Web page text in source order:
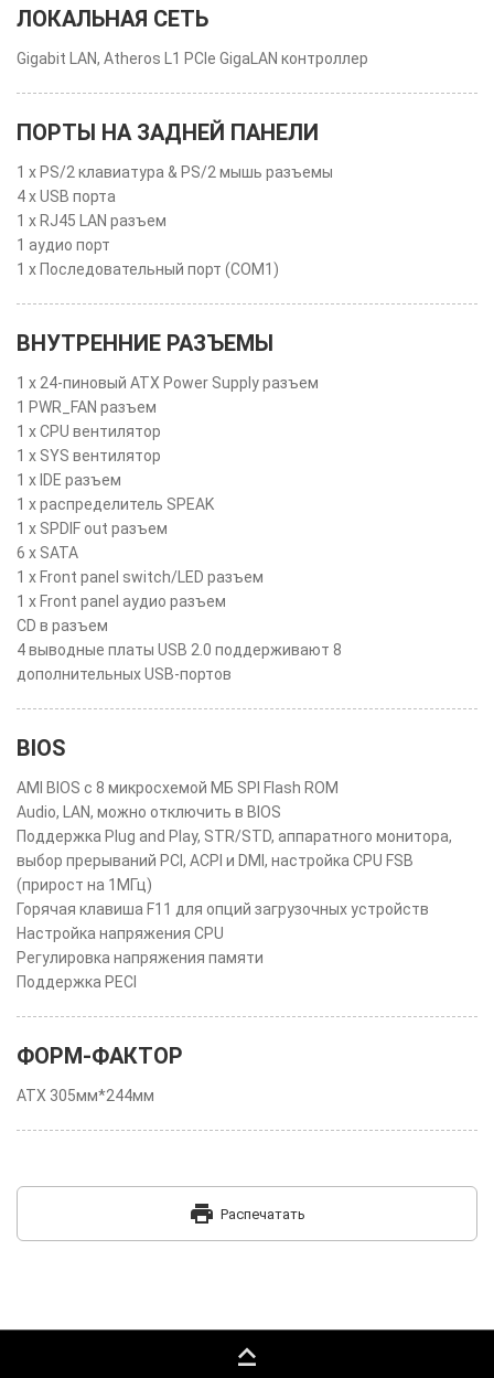
ЛОКАЛЬНАЯ СЕТЬ
Gigabit LAN, Atheros L1 PCIe GigaLAN контроллер
ПОРТЫ НА ЗАДНЕЙ ПАНЕЛИ
1 x PS/2 клавиатура & PS/2 мышь разъемы
4 x USB порта
1 x RJ45 LAN разъем
1 аудио порт
1 x Последовательный порт (COM1)
ВНУТРЕННИЕ РАЗЪЕМЫ
1 x 24-пиновый ATX Power Supply разъем
1 PWR_FAN разъем
1 x CPU вентилятор
1 x SYS вентилятор
1 x IDE разъем
1 x распределитель SPEAK
1 x SPDIF out разъем
6 x SATA
1 x Front panel switch/LED разъем
1 x Front panel аудио разъем
CD в разъем
4 выводные платы USB 2.0 поддерживают 8
дополнительных USB-портов
BIOS
AMI BIOS с 8 микросхемой МБ SPI Flash ROM
Audio, LAN, можно отключить в BIOS
Поддержка Plug and Play, STR/STD, аппаратного монитора,
выбор прерываний PCI, ACPI и DMI, настройка CPU FSB
(прирост на 1МГц)
Горячая клавиша F11 для опций загрузочных устройств
Настройка напряжения CPU
Регулировка напряжения памяти
Поддержка PECI
ФОРМ-ФАКТОР
ATX 305мм*244мм
print Распечатать
keyboard_capslock